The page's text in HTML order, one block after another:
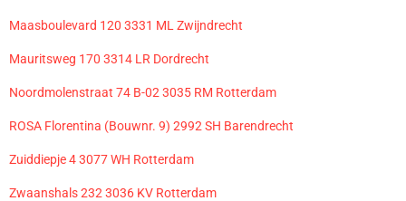
Maasboulevard 120 3331 ML Zwijndrecht
Mauritsweg 170 3314 LR Dordrecht
Noordmolenstraat 74 B-02 3035 RM Rotterdam
ROSA Florentina (Bouwnr. 9) 2992 SH Barendrecht
Zuiddiepje 4 3077 WH Rotterdam
Zwaanshals 232 3036 KV Rotterdam